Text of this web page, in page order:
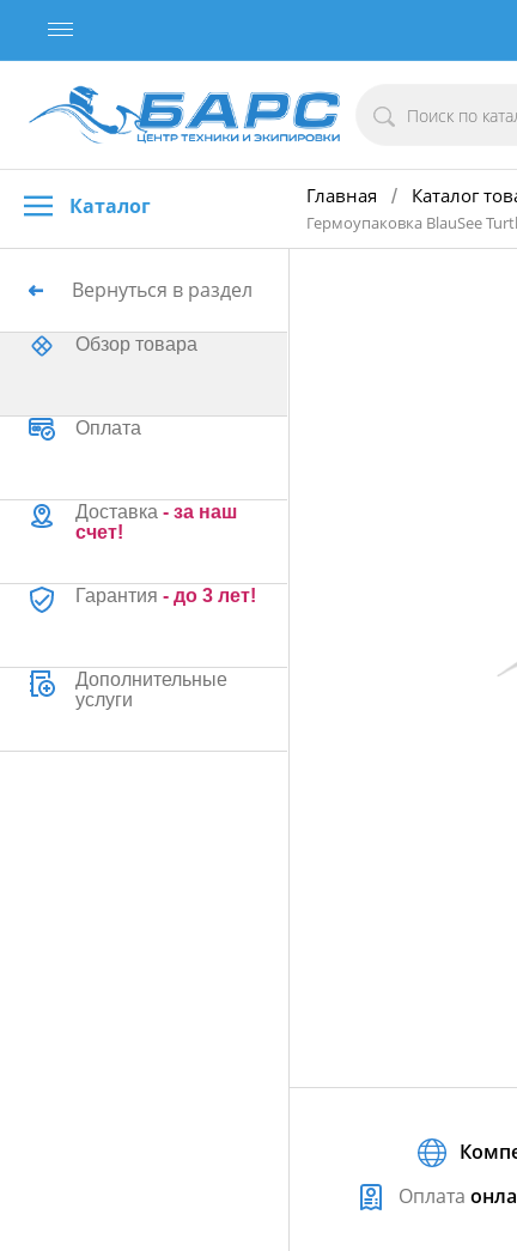
Каталог Главная / Каталог
Гермоупаковка BlauSee
Вернуться в раздел
Обзор товара
Оплата
Доставка - за наш
счет!
Гарантия - до 3 лет!
Дополнительные
услуги
Оплата